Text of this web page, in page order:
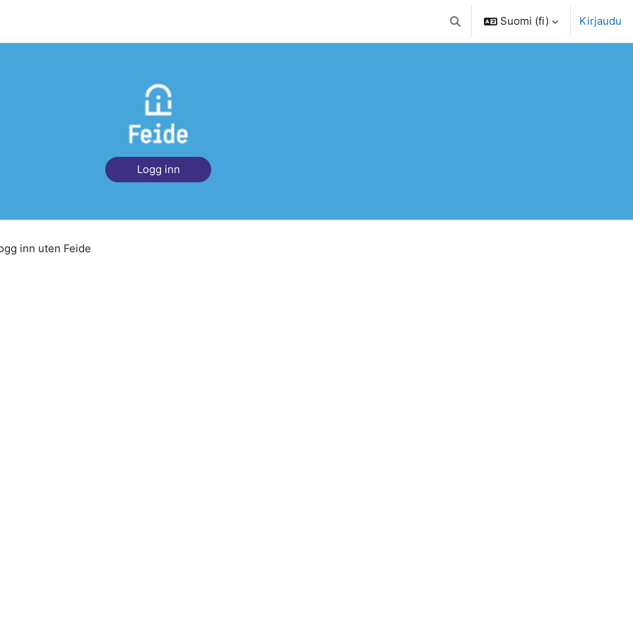
Vaihda hakusyöttöä
Suomi ‎(fi)‎ Kirjaudu
Logg inn
inn uten Feide